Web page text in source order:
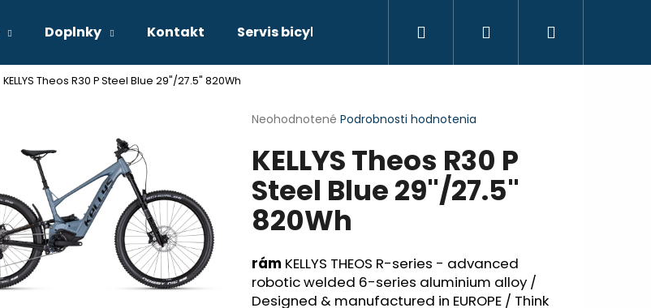
Doplnky Kontakt Servis bicyklov Hľadať Prihlásenie
KELLYS Theos R30 P Steel Blue 29"/27.5" 820Wh
Priemerné
produktu
je
0,0
z
5
hviezdičiek.
Neohodnotené Podrobnosti hodnotenia
KELLYS Theos R30 P
Steel Blue 29"/27.5"
820Wh
rám KELLYS THEOS R-series - advanced
robotic welded 6-series aluminium alloy /
Designed & manufactured in EUROPE / Think
nájsť?